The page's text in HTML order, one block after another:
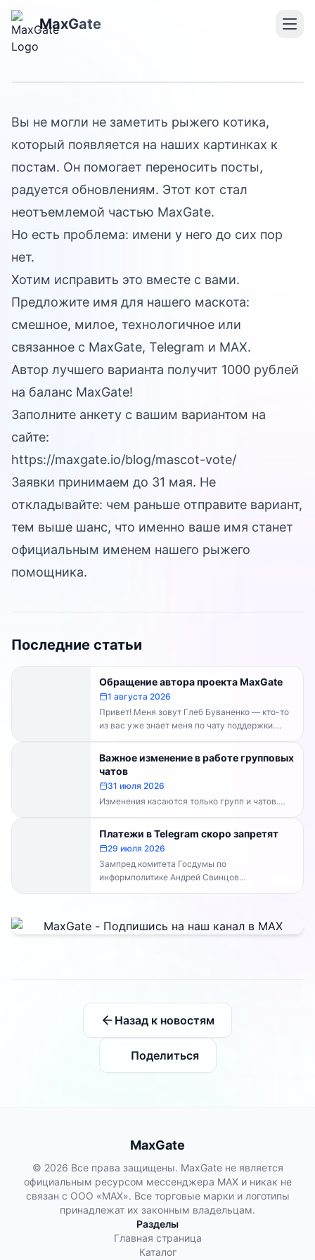
MaxGate
Помогите выбрать имя
для маскота
Вы не могли не заметить рыжего котика,
который появляется на наших картинках к
постам. Он помогает переносить посты,
радуется обновлениям. Этот кот стал
неотъемлемой частью MaxGate.
Но есть проблема: имени у него до сих пор
нет.
Хотим исправить это вместе с вами.
Предложите имя для нашего маскота:
смешное, милое, технологичное или
связанное с MaxGate, Telegram и MAX.
Автор лучшего варианта получит 1000 рублей
на баланс MaxGate!
Заполните анкету с вашим вариантом на
сайте:
https://maxgate.io/blog/mascot-vote/
Заявки принимаем до 31 мая. Не
откладывайте: чем раньше отправите вариант,
тем выше шанс, что именно ваше имя станет
официальным именем нашего рыжего
помощника.
Последние статьи
Обращение автора проекта MaxGate
1 августа 2026
Привет! Меня зовут Глеб Буваненко — кто-то
из вас уже знает меня по чату поддержки....
Важное изменение в работе групповых
чатов
31 июля 2026
Изменения касаются только групп и чатов.
Каналы работают в прежнем режиме —
владельцам каналов делать...
Платежи в Telegram скоро запретят
29 июля 2026
Зампред комитета Госдумы по
информполитике Андрей Свинцов
рекомендовал россиянам временно
Назад к новостям
Поделиться
MaxGate
© 2026 Все права защищены. MaxGate не является
официальным ресурсом мессенджера MAX и никак не
связан с ООО «МАХ». Все торговые марки и логотипы
принадлежат их законным владельцам.
Разделы
Главная страница
Каталог